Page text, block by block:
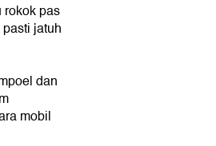
pas
jatuh
dan
mobil